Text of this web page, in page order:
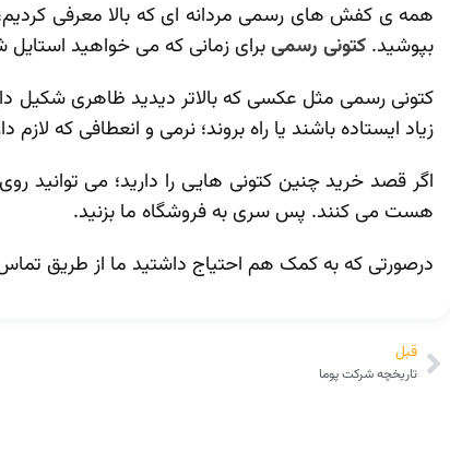
همه ی کفش های رسمی مردانه ای که بالا معرفی
بپوشید. کتونی رسمیبرای زمانی که می خواهید
کتونی رسمی مثل عکسی که بالاتر دیدید ظاهری شکیل
زیاد ایستاده باشند یا راه بروند؛ نرمی و انعطافی که لازم
اگر قصد خرید چنین کتونی هایی را دارید؛ می توانید
هست می کنند. پس سری به فروشگاه ما بزنید.
درصورتی که به کمک هم احتیاج داشتید ما از طریق
قبل
تاریخچه شرکت پوما